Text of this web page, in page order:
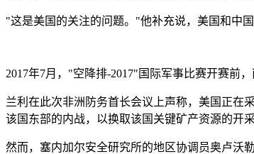
"这是美国的关注的问题。"他补充说，美国和中
2017年7月，"空降排-2017"国际军事比赛开赛前
兰利在此次非洲防务首长会议上声称，美国正在
该国东部的内战，以换取该国关键矿产资源的开采
然而，塞内加尔安全研究所的地区协调员奥卢沃